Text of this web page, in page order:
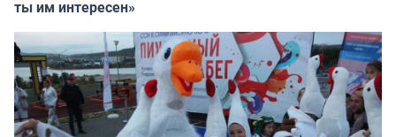
ты им интересен»